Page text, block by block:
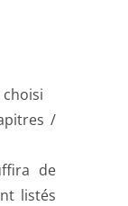
/
de
listés